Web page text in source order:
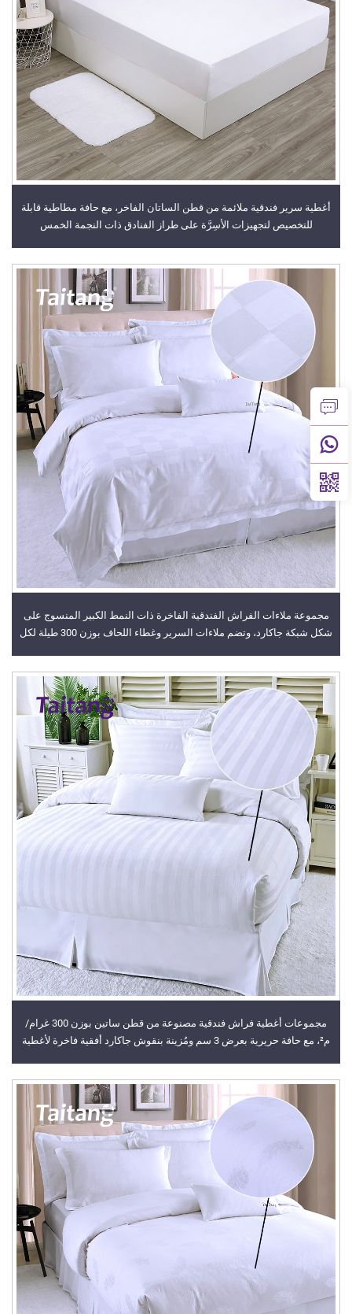
أغطية سرير فندقية ملائمة من قطن الساتان الفاخر، مع حافة مطاطية قابلة
للتخصيص لتجهيزات الأسِرَّة على طراز الفنادق ذات النجمة الخمس
مجموعة ملاءات الفراش الفندقية الفاخرة ذات النمط الكبير المنسوج على
شكل شبكة جاكارد، وتضم ملاءات السرير وغطاء اللحاف بوزن 300 طيلة لكل
مجموعات أغطية فراش فندقية مصنوعة من قطن ساتين بوزن 300 غرام/
م²، مع حافة حريرية بعرض 3 سم ومُزينة بنقوش جاكارد أفقية فاخرة لأغطية